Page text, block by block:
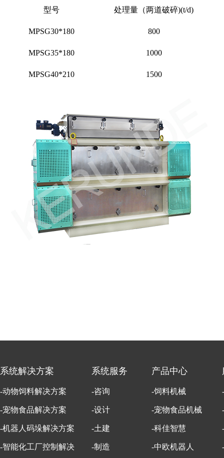
型号 处理量（两道破碎)(t/d)
MPSG30*180 800
MPSG35*180 1000
MPSG40*210 1500
系统解决方案
-动物饲料解决方案
-宠物食品解决方案
-机器人码垛解决方案
-智能化工厂控制解决
系统服务
-咨询
-设计
-土建
-制造
产品中心
-饲料机械
-宠物食品机械
-科佳智慧
-中欧机器人